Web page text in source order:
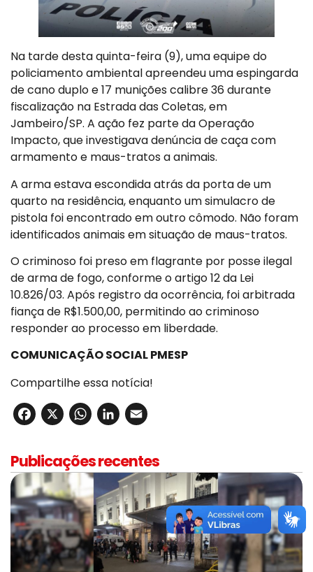
Na tarde desta quinta-feira (9), uma equipe do
policiamento ambiental apreendeu uma espingarda
de cano duplo e 17 munições calibre 36 durante
fiscalização na Estrada das Coletas, em
Jambeiro/SP. A ação fez parte da Operação
Impacto, que investigava denúncia de caça com
armamento e maus-tratos a animais.
A arma estava escondida atrás da porta de um
quarto na residência, enquanto um simulacro de
pistola foi encontrado em outro cômodo. Não foram
identificados animais em situação de maus-tratos.
O criminoso foi preso em flagrante por posse ilegal
de arma de fogo, conforme o artigo 12 da Lei
10.826/03. Após registro da ocorrência, foi arbitrada
fiança de R$1.500,00, permitindo ao criminoso
responder ao processo em liberdade.
COMUNICAÇÃO SOCIAL PMESP
Compartilhe essa notícia!
Facebook
X WhatsApp
LinkedIn
Publicações recentes